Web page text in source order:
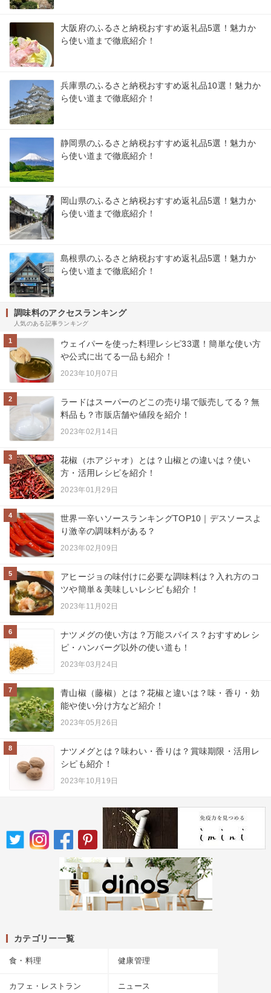
大阪府のふるさと納税おすすめ返礼品5選！魅力か
ら使い道まで徹底紹介！
兵庫県のふるさと納税おすすめ返礼品10選！魅力か
ら使い道まで徹底紹介！
静岡県のふるさと納税おすすめ返礼品5選！魅力か
ら使い道まで徹底紹介！
岡山県のふるさと納税おすすめ返礼品5選！魅力か
ら使い道まで徹底紹介！
島根県のふるさと納税おすすめ返礼品5選！魅力か
ら使い道まで徹底紹介！
調味料のアクセスランキング
人気のある記事ランキング
1
ウェイパーを使った料理レシピ33選！簡単な使い方
や公式に出てる一品も紹介！
2023年10月07日
2
ラードはスーパーのどこの売り場で販売してる？無
料品も？市販店舗や値段を紹介！
2023年02月14日
3
花椒（ホアジャオ）とは？山椒との違いは？使い
方・活用レシピを紹介！
2023年01月29日
4
世界一辛いソースランキングTOP10｜デスソースよ
り激辛の調味料がある？
2023年02月09日
5
アヒージョの味付けに必要な調味料は？入れ方のコ
ツや簡単＆美味しいレシピも紹介！
2023年11月02日
6
ナツメグの使い方は？万能スパイス？おすすめレシ
ピ・ハンバーグ以外の使い道も！
2023年03月24日
7
青山椒（藤椒）とは？花椒と違いは？味・香り・効
能や使い分け方など紹介！
2023年05月26日
8
ナツメグとは？味わい・香りは？賞味期限・活用レ
シピも紹介！
2023年10月19日
カテゴリー一覧
食・料理 健康管理
カフェ・レストラン ニュース